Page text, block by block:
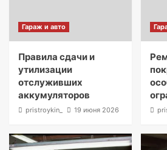
Гараж и авто
Правила сдачи и
утилизации
отслуживших
аккумуляторов
pristroykin_ 19 июня 2026